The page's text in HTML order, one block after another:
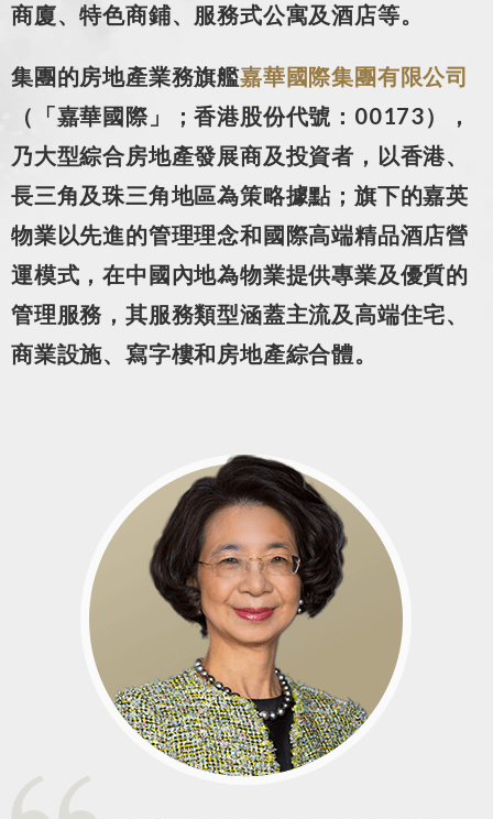
商廈、特色商鋪、服務式公寓及酒店等。
集團的房地產業務旗艦嘉華國際集團有限公司
（「嘉華國際」；香港股份代號：00173），
乃大型綜合房地產發展商及投資者，以香港、
長三角及珠三角地區為策略據點；旗下的嘉英
物業以先進的管理理念和國際高端精品酒店營
運模式，在中國內地為物業提供專業及優質的
管理服務，其服務類型涵蓋主流及高端住宅、
商業設施、寫字樓和房地產綜合體。